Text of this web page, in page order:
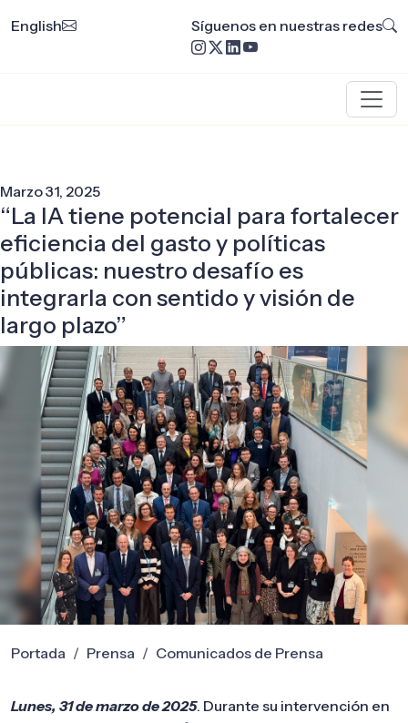
English Síguenos en nuestras redes
Marzo 31, 2025
“La IA tiene potencial para fortalecer
eficiencia del gasto y políticas
públicas: nuestro desafío es
integrarla con sentido y visión de
largo plazo”
Portada Prensa Comunicados de Prensa
Lunes, 31 de marzo de 2025. Durante su intervención en